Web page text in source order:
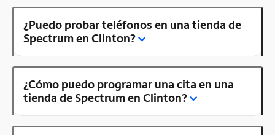
¿Puedo probar teléfonos en una tienda de
Spectrum en Clinton?
¿Cómo puedo programar una cita en una
tienda de Spectrum en Clinton?